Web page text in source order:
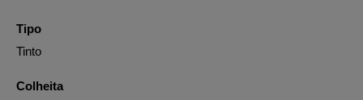
Tipo
Tinto
Colheita